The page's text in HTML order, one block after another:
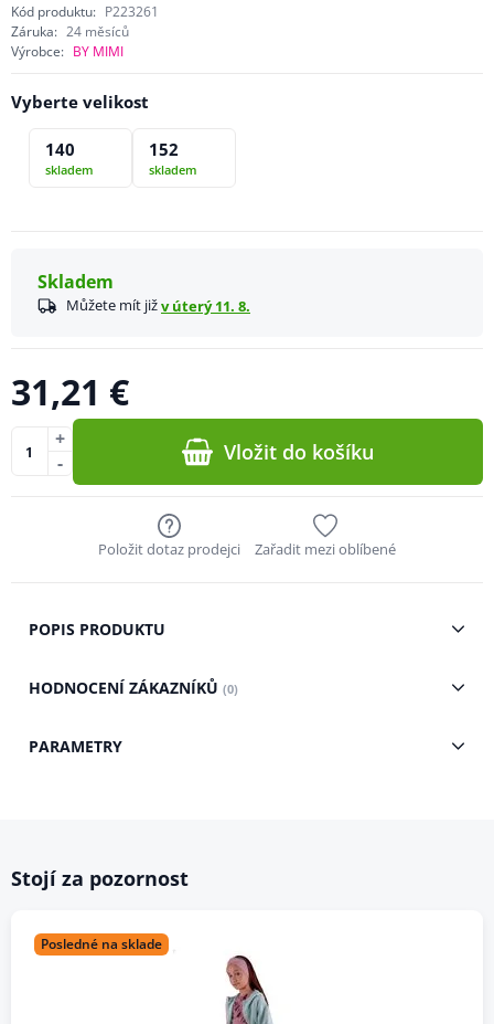
Kód produktu: P223261
Záruka: 24 měsíců
Výrobce: BY MIMI
Vyberte velikost
140
skladem
152
skladem
Skladem
Můžete mít jižv úterý 11. 8.
31,21 €
-
+ Vložit do košíku
Položit dotaz prodejci Zařadit mezi oblíbené
POPIS PRODUKTU
HODNOCENÍ ZÁKAZNÍKŮ (0)
PARAMETRY
Stojí za pozornost
Posledné na sklade